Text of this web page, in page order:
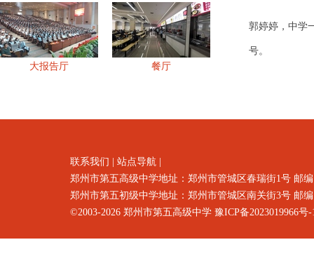
大报告厅 餐厅
郭婷婷，中学
号。
联系我们 站点导航
郑州市第五高级中学地址：郑州市管城区春瑞街1号 邮
郑州市第五初级中学地址：郑州市管城区南关街3号 邮
©2003-2026 郑州市第五高级中学 豫ICP备2023019966号-